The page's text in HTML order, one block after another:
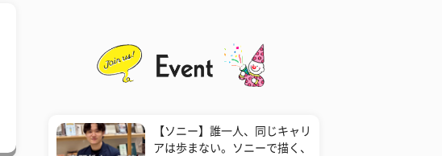
【ソニー】誰一人、同じキャリ
アは歩まない。ソニーで描く、